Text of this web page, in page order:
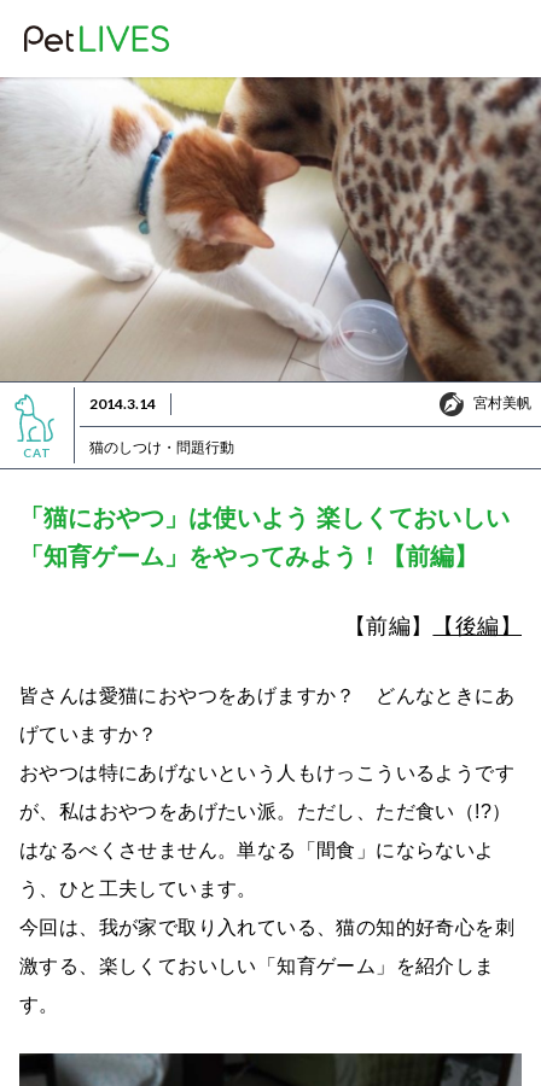
CAT
2014.3.14 宮村美帆
宮村美帆
猫のしつけ・問題行動
「猫におやつ」は使いよう 楽しくておいしい
「知育ゲーム」をやってみよう！【前編】
【前編】 【後編】
皆さんは愛猫におやつをあげますか？ どんなときにあ
げていますか？
おやつは特にあげないという人もけっこういるようです
が、私はおやつをあげたい派。ただし、ただ食い（!?）
はなるべくさせません。単なる「間食」にならないよ
う、ひと工夫しています。
今回は、我が家で取り入れている、猫の知的好奇心を刺
激する、楽しくておいしい「知育ゲーム」を紹介しま
す。